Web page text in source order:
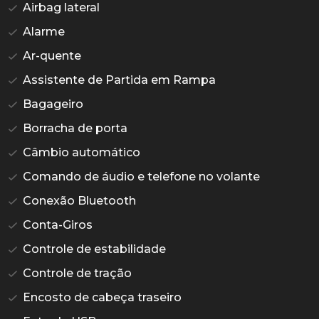
Airbag lateral
Alarme
Ar-quente
Assistente de Partida em Rampa
Bagageiro
Borracha de porta
Câmbio automático
Comando de áudio e telefone no volante
Conexão Bluetooth
Conta-Giros
Controle de estabilidade
Controle de tração
Encosto de cabeça traseiro